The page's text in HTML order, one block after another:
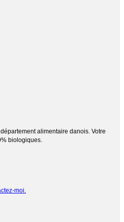
alimentaire danois. Votre
biologiques.
moi.